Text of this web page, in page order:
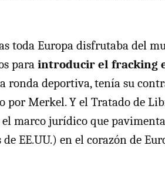
toda Europa disfrutaba del
para introducir el fracking
ronda deportiva, tenía su
por Merkel. Y el Tratado de
marco jurídico que
EE.UU.) en el corazón de